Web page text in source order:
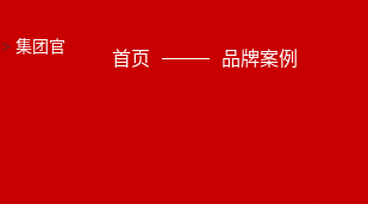
>集团官
首页 品牌案例